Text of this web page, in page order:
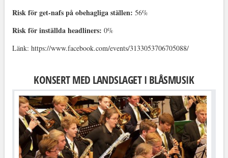
Risk för get-nafs på obehagliga ställen: 56%
Risk för inställda headliners: 0%
Länk: https://www.facebook.com/events/3133053706705088/
KONSERT MED LANDSLAGET I BLÅSMUSIK